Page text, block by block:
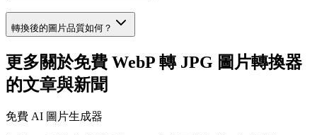
轉換後的圖片品質如何？
更多關於免費 WebP 轉 JPG 圖片轉換器
的文章與新聞
免費 AI 圖片生成器